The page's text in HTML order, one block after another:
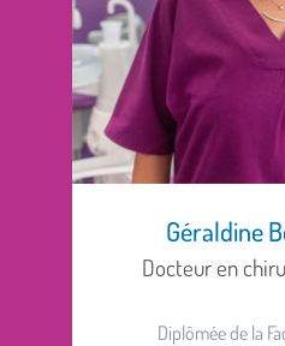
Géraldine
Docteur en
Diplômée de la